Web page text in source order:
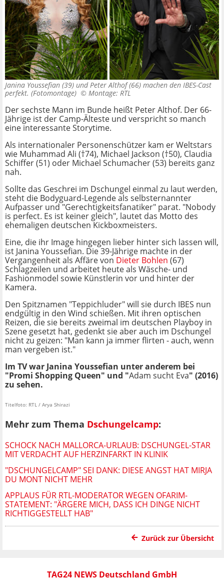
Janina Youssefian (39) und Peter Althof (66) machen den IBES-Cast
perfekt. (Fotomontage) © Montage: RTL
Der sechste Mann im Bunde heißt Peter Althof. Der 66-
Jährige ist der Camp-Älteste und verspricht so manch
eine interessante Storytime.
Als internationaler Personenschützer kam er Weltstars
wie Muhammad Ali (†74), Michael Jackson (†50), Claudia
Schiffer (51) oder Michael Schumacher (53) bereits ganz
nah.
Sollte das Geschrei im Dschungel einmal zu laut werden,
steht die Bodyguard-Legende als selbsternannter
Aufpasser und "Gerechtigkeitsfanatiker" parat. "Nobody
is perfect. Es ist keiner gleich", lautet das Motto des
ehemaligen deutschen Kickboxmeisters.
Eine, die ihr Image hingegen lieber hinter sich lassen will,
ist Janina Youssefian. Die 39-Jährige machte in der
Vergangenheit als Affäre von Dieter Bohlen (67)
Schlagzeilen und arbeitet heute als Wäsche- und
Fashionmodel sowie Künstlerin vor und hinter der
Kamera.
Den Spitznamen "Teppichluder" will sie durch IBES nun
endgültig in den Wind schießen. Mit ihren optischen
Reizen, die sie bereits zweimal im deutschen Playboy in
Szene gesetzt hat, gedenkt sie aber auch im Dschungel
nicht zu geizen: "Man kann ja immer flirten - auch, wenn
man vergeben ist."
Im TV war Janina Youssefian unter anderem bei
"Promi Shopping Queen" und "Adam sucht Eva" (2016)
zu sehen.
Titelfoto: RTL / Arya Shirazi
Mehr zum Thema Dschungelcamp:
SCHOCK NACH MALLORCA-URLAUB: DSCHUNGEL-STAR
MIT VERDACHT AUF HERZINFARKT IN KLINIK
"DSCHUNGELCAMP" SEI DANK: DIESE ANGST HAT MIRJA
DU MONT NICHT MEHR
APPLAUS FÜR RTL-MODERATOR WEGEN OFARIM-
STATEMENT: "ÄRGERE MICH, DASS ICH DINGE NICHT
RICHTIGGESTELLT HAB"
Zurück zur Übersicht
TAG24 NEWS Deutschland GmbH